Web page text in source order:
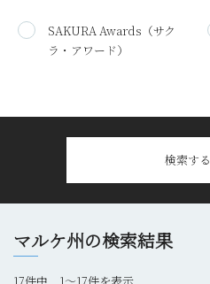
SAKURA Awards （サク
ラ・アワード）
検索する
マルケ州の検索結果
17件中 1〜17件を表示